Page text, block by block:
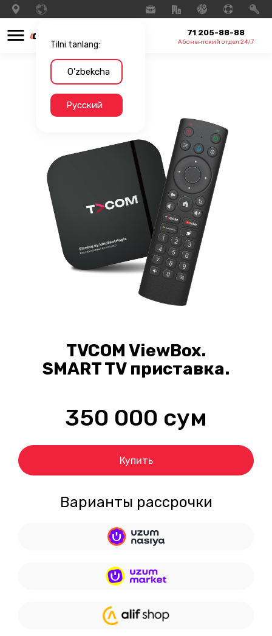
Tilni tanlang:
O'zbekcha
Русский
71 205-88-88
Абонентский отдел 24/7
TVCOM ViewBox.
SMART TV приставка.
350 000 сум
Купить
Варианты рассрочки